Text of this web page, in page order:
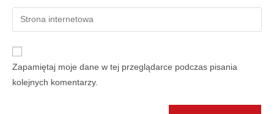
Zapamiętaj moje dane w tej przeglądarce podczas pisania
kolejnych komentarzy.